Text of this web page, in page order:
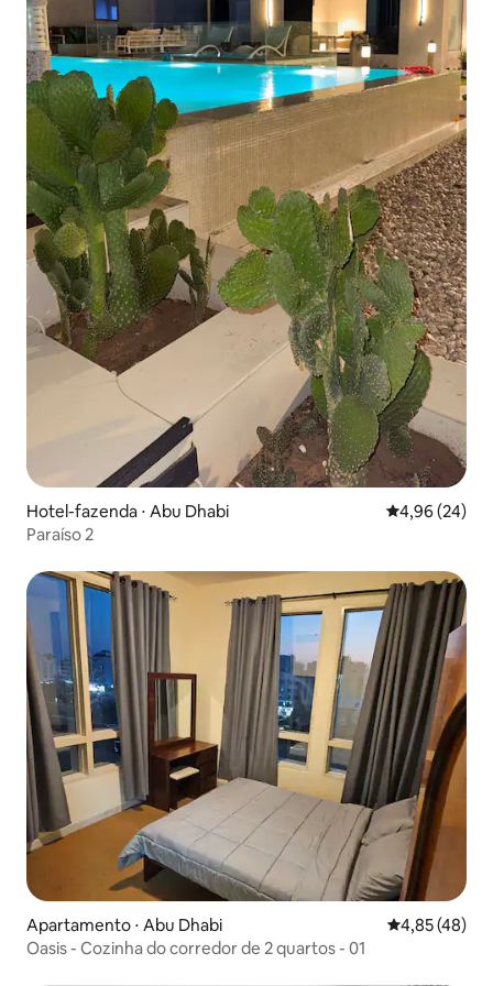
Hotel-fazenda ⋅ Abu Dhabi 4,96 de uma
4,96 (24)
Paraíso 2
Apartamento ⋅ Abu Dhabi 4,85 de uma
4,85 (48)
Oasis - Cozinha do corredor de 2 quartos - 01